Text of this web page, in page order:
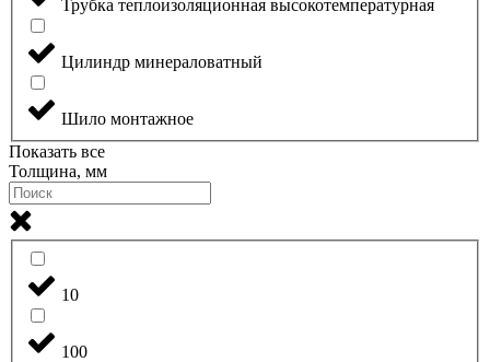
Трубка теплоизоляционная высокотемпературная
Цилиндр минераловатный
Шило монтажное
Показать все
Толщина, мм
10
100